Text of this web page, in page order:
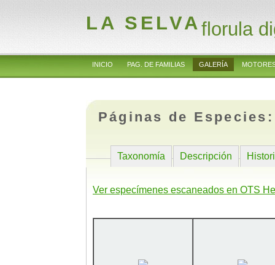
LA SELVAflorula
INICIO PAG. DE FAMILIAS GALERÍA
Páginas de
Taxonomía Descripción
Ver especímenes escaneados en OTS